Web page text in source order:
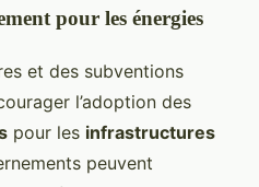
pour les énergies
et des subventions
l’adoption des
pour les infrastructures
peuvent